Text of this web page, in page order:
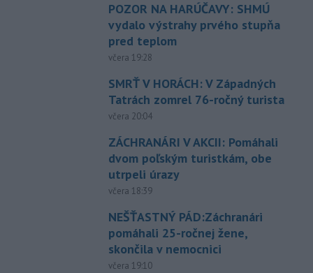
POZOR NA HARÚČAVY: SHMÚ
vydalo výstrahy prvého stupňa
pred teplom
včera 19:28
SMRŤ V HORÁCH: V Západných
Tatrách zomrel 76-ročný turista
včera 20:04
ZÁCHRANÁRI V AKCII: Pomáhali
dvom poľským turistkám, obe
utrpeli úrazy
včera 18:39
NEŠŤASTNÝ PÁD:Záchranári
pomáhali 25-ročnej žene,
skončila v nemocnici
včera 19:10